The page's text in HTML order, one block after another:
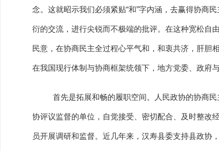
念。这就昭示我们必须紧贴“和”字内涵，去赢得协商
衍的交流，进行尖锐而不极端的批评。在这种宽松自
民意，在协商民主全过程心平气和，和衷共济，肝胆
在我国现行体制与协商框架统领下，地方党委、政府
首先是拓展和畅的履职空间。人民政协的协商
协评议监督的单位，自觉接受、密切配合、及时整改
员开展调研和监督。近几年来，汉寿县委支持县政协